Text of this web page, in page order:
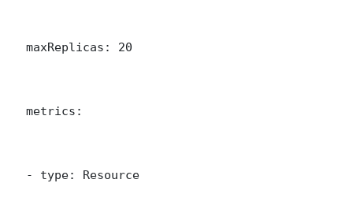
  maxReplicas: 20
  metrics:
  - type: Resource